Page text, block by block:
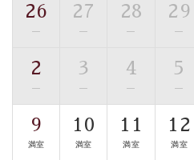
ご了承のほどお願いいたします
眺望はございませんが、源泉
む貸切温泉風呂です。ゆった
トな空間をお愉しみください
【旅】
26
—
27
—
28
—
29
—
2
—
3
—
4
—
5
—
9
満室
10
満室
11
満室
12
満室